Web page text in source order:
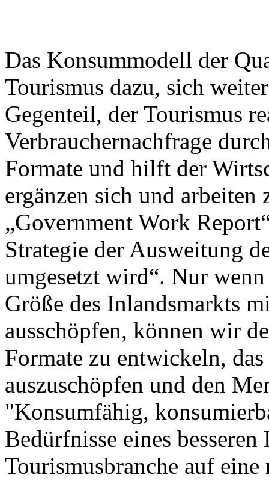
Das Konsummodell der
Tourismus dazu, sich
Gegenteil, der Tourismus
Verbrauchernachfrage
Formate und hilft der
ergänzen sich und
„Government Work
Strategie der Ausweitung
umgesetzt wird“. Nur
Größe des Inlandsmarkts
ausschöpfen, können wir
Formate zu entwickeln,
auszuschöpfen und den
"Konsumfähig,
Bedürfnisse eines
Tourismusbranche auf